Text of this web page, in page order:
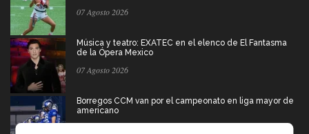
07 Agosto 2026
Música y teatro: EXATEC en el elenco de El Fantasma
de la Ópera Mexico
07 Agosto 2026
Borregos CCM van por el campeonato en liga mayor de
americano